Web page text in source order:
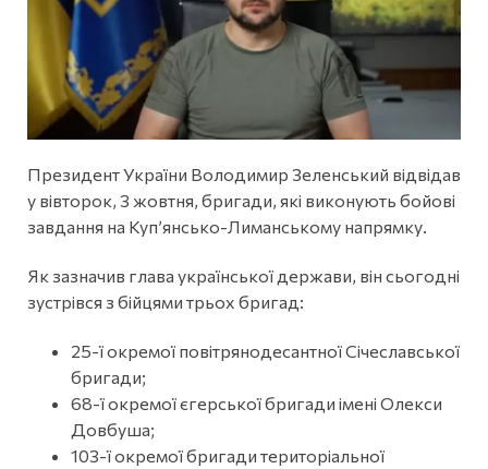
Президент України Володимир Зеленський відвідав
у вівторок, 3 жовтня, бригади, які виконують бойові
завдання на Купʼянсько-Лиманському напрямку.
Як зазначив глава української держави, він сьогодні
зустрівся з бійцями трьох бригад:
25-ї окремої повітрянодесантної Січеславської
бригади;
68-ї окремої єгерської бригади імені Олекси
Довбуша;
103-ї окремої бригади територіальної